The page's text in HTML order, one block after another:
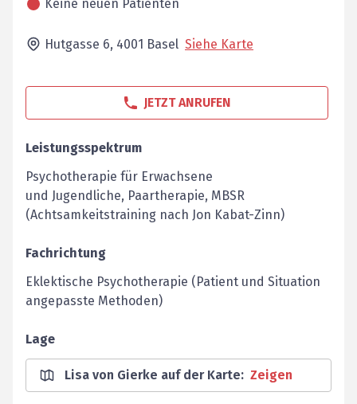
Keine neuen Patienten
Hutgasse 6, 4001 Basel Siehe Karte
JETZT ANRUFEN
Leistungsspektrum
Psychotherapie für Erwachsene
und Jugendliche, Paartherapie, MBSR
(Achtsamkeitstraining nach Jon Kabat-Zinn)
Fachrichtung
Eklektische Psychotherapie (Patient und Situation
angepasste Methoden)
Lage
Lisa von Gierke auf der Karte: Zeigen